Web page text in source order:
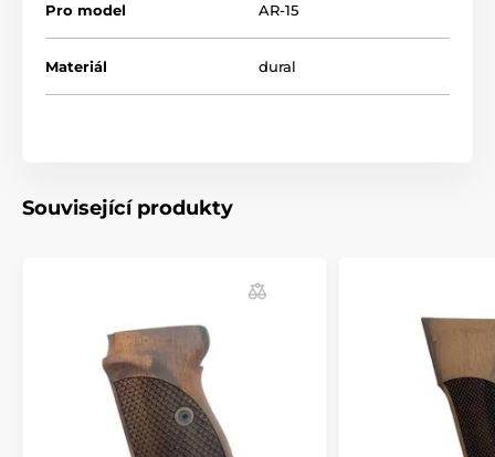
Pro model AR-15
Materiál dural
Související produkty